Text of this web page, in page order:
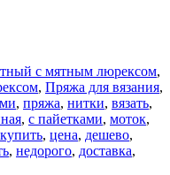
с мятным люрексом,
, Пряжа для вязания,
, пряжа, нитки, вязать,
, с пайетками, моток,
купить, цена, дешево,
, недорого, доставка,